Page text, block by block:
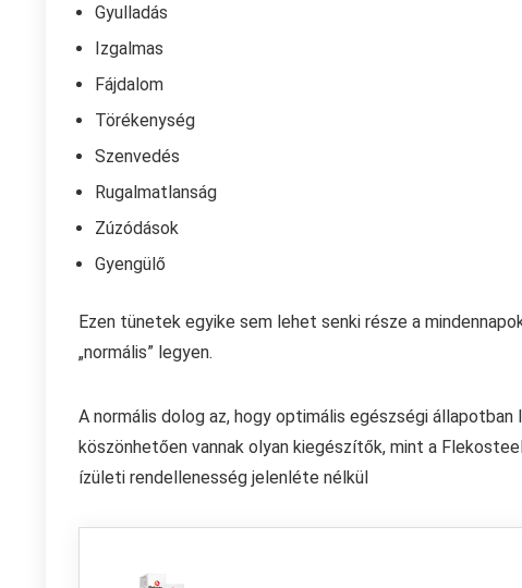
Gyulladás
Izgalmas
Fájdalom
Törékenység
Szenvedés
Rugalmatlanság
Zúzódások
Gyengülő
Ezen tünetek egyike sem lehet senki része a
„normális” legyen.
A normális dolog az, hogy optimális egészségi
köszönhetően vannak olyan kiegészítők, mint a
ízületi rendellenesség jelenléte nélkül